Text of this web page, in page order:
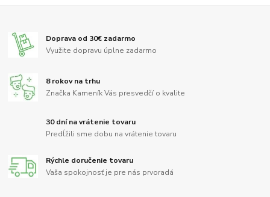
Doprava od 30€ zadarmo
Využite dopravu úplne zadarmo
8 rokov na trhu
Značka Kameník Vás presvedčí o kvalite
30 dní na vrátenie tovaru
Predĺžili sme dobu na vrátenie tovaru
Rýchle doručenie tovaru
Vaša spokojnosť je pre nás prvoradá